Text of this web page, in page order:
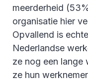
meerderheid
organisatie hier
Opvallend is
Nederlandse
ze nog een lange
ze hun